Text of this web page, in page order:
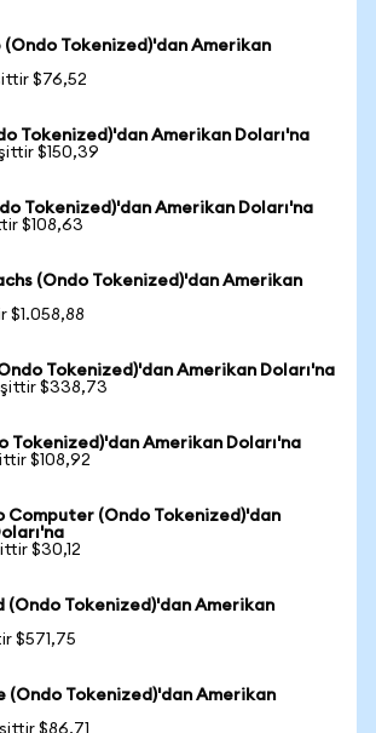
(Ondo Tokenized)'dan Amerikan
$76,52
Tokenized)'dan Amerikan Doları'na
$150,39
Tokenized)'dan Amerikan Doları'na
$108,63
(Ondo Tokenized)'dan Amerikan
$1.058,88
Tokenized)'dan Amerikan Doları'na
$338,73
Tokenized)'dan Amerikan Doları'na
$108,92
Computer (Ondo Tokenized)'dan
$30,12
(Ondo Tokenized)'dan Amerikan
$571,75
(Ondo Tokenized)'dan Amerikan
$86,71